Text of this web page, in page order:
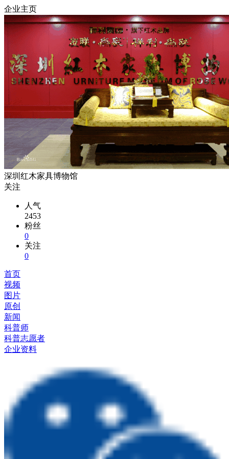
企业主页
深圳红木家具博物馆
关注
人气
2453
粉丝
0
关注
0
首页
视频
图片
原创
新闻
科普师
科普志愿者
企业资料